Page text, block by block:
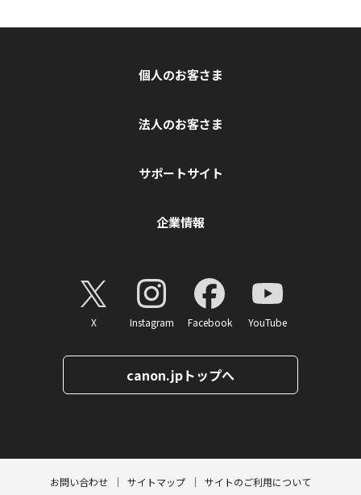
個人のお客さま
法人のお客さま
サポートサイト
企業情報
X Instagram Facebook YouTube
canon.jpトップへ
お問い合わせ サイトマップ サイトのご利用について